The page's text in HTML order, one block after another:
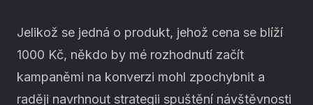
Jelikož se jedná o produkt, jehož cena se blíží
1000 Kč, někdo by mé rozhodnutí začít
kampaněmi na konverzi mohl zpochybnit a
raději navrhnout strategii spuštění návštěvnosti